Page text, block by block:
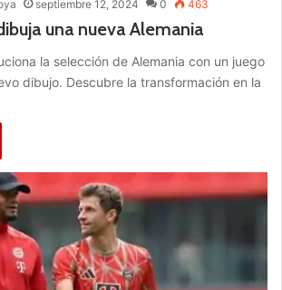
septiembre 12, 2024 0 463
una nueva Alemania
la selección de Alemania con un juego
dibujo. Descubre la transformación en la